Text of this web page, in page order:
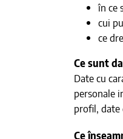
în ce
cui
ce
Ce sunt
Date cu
personale
profil, date
Ce